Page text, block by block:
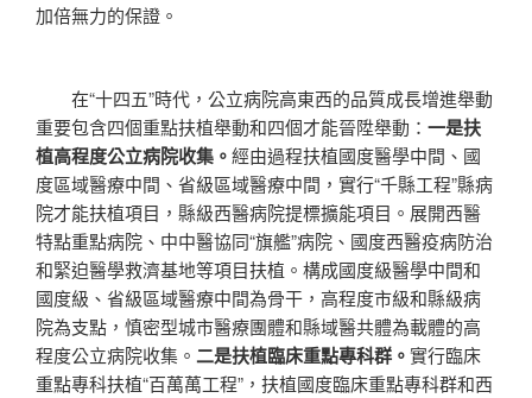
加倍無力的保證。
在“十四五”時代，公立病院高東西的品質成長增進舉動
重要包含四個重點扶植舉動和四個才能晉陞舉動： 一是扶
植高程度公立病院收集。經由過程扶植國度醫學中間、國
度區域醫療中間、省級區域醫療中間，實行“千縣工程”縣病
院才能扶植項目，縣級西醫病院提標擴能項目。展開西醫
特點重點病院、中中醫協同“旗艦”病院、國度西醫疫病防治
和緊迫醫學救濟基地等項目扶植。構成國度級醫學中間和
國度級、省級區域醫療中間為骨干，高程度市級和縣級病
院為支點，慎密型城市醫療團體和縣域醫共體為載體的高
程度公立病院收集。 二是扶植臨床重點專科群。實行臨床
重點專科扶植“百萬萬工程”，扶植國度臨床重點專科群和西